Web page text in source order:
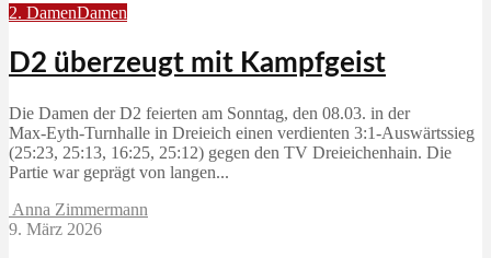
2. DamenDamen
D2 überzeugt mit Kampfgeist
Die Damen der D2 feierten am Sonntag, den 08.03. in der
Max‑Eyth‑Turnhalle in Dreieich einen verdienten 3:1‑Auswärtssieg
(25:23, 25:13, 16:25, 25:12) gegen den TV Dreieichenhain. Die
Partie war geprägt von langen...
Anna Zimmermann
9. März 2026